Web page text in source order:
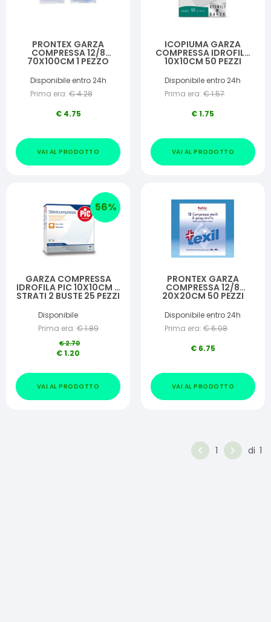
PRONTEX GARZA
COMPRESSA 12/8
70X100CM 1 PEZZO
Disponibile entro 24h
Prima era: €4.28
€ 4.75
VAI AL PRODOTTO
ICOPIUMA GARZA
COMPRESSA IDROFILA
10X10CM 50 PEZZI
Disponibile entro 24h
Prima era: €1.57
€1.75
VAI AL PRODOTTO
56%
GARZA COMPRESSA
IDROFILA PIC 10X10CM 4
STRATI 2 BUSTE 25 PEZZI
Disponibile
Prima era: €1.89
€2.70
€1.20
VAI AL PRODOTTO
PRONTEX GARZA
COMPRESSA 12/8
20X20CM 50 PEZZI
Disponibile entro 24h
Prima era: €6.08
€ 6.75
VAI AL PRODOTTO
1 di 1